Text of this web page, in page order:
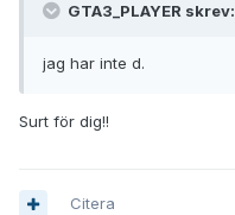
GTA3_PLAYER skrev:
jag har inte d.
Surt för dig!!
Citera